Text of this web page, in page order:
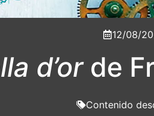
12/08/
d’orde
Contenido